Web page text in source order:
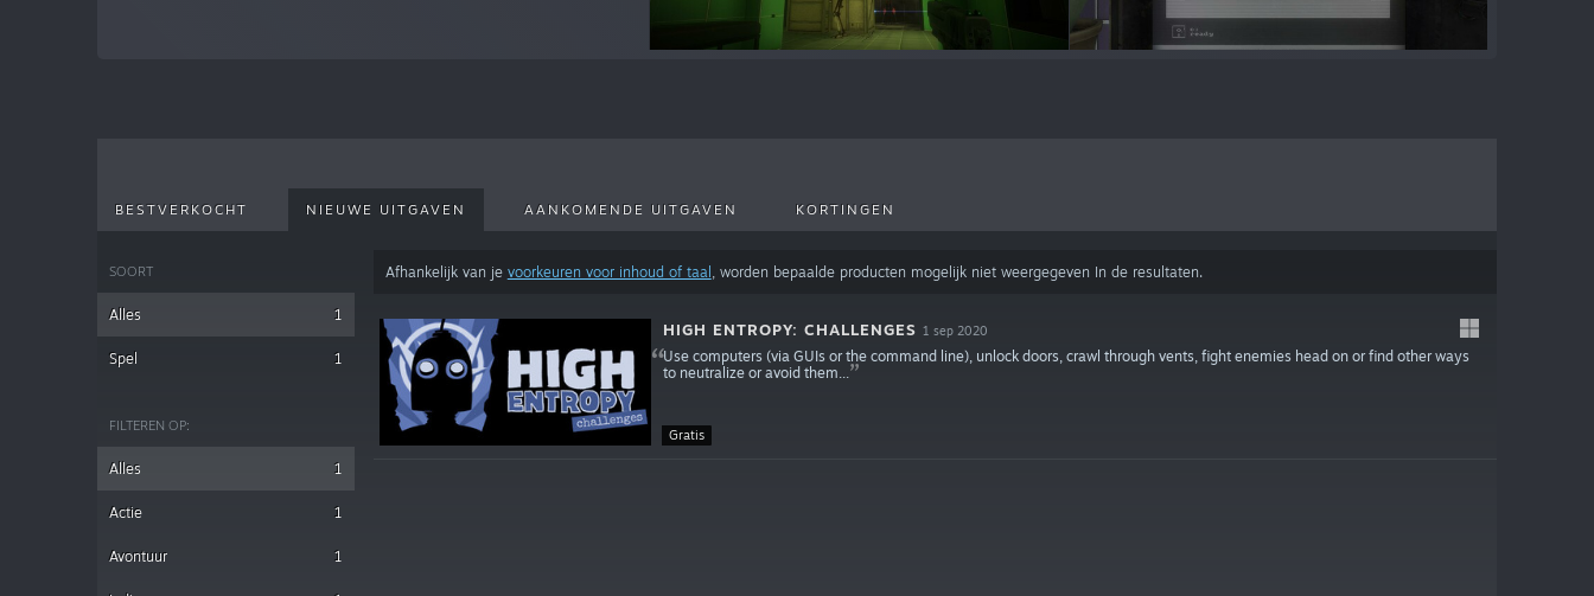
BESTVERKOCHT NIEUWE UITGAVEN AANKOMENDE UITGAVEN KORTINGEN
SOORT
Alles 1
Spel 1
FILTEREN OP:
Alles 1
Actie 1
Avontuur 1
Afhankelijk van je voorkeuren voor inhoud of taal , worden bepaalde producten mogelijk niet weergegeven In de resultaten.
Gratis
HIGH ENTROPY: CHALLENGES 1 sep 2020
Use computers (via GUIs or the command line), unlock doors, crawl through vents, fight enemies head on or find other ways
to neutralize or avoid them...